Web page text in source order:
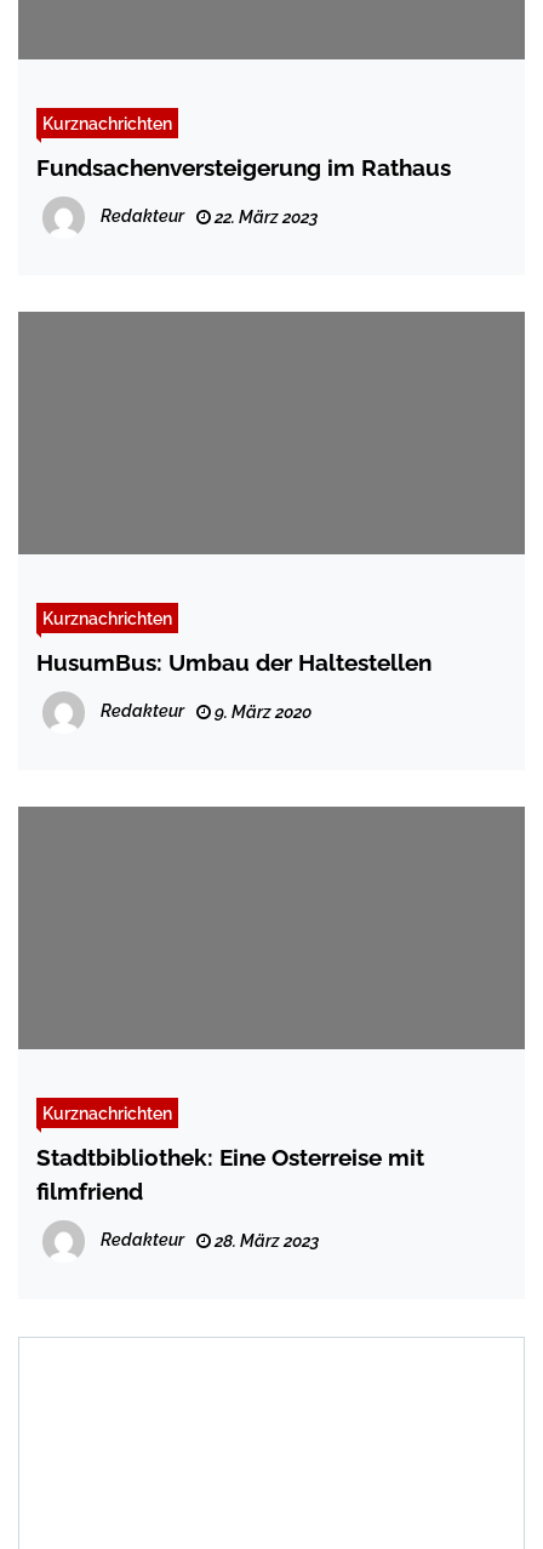
Kurznachrichten
Fundsachenversteigerung im Rathaus
Redakteur 22. März 2023
Kurznachrichten
HusumBus: Umbau der Haltestellen
Redakteur 9. März 2020
Kurznachrichten
Stadtbibliothek: Eine Osterreise mit
filmfriend
Redakteur 28. März 2023